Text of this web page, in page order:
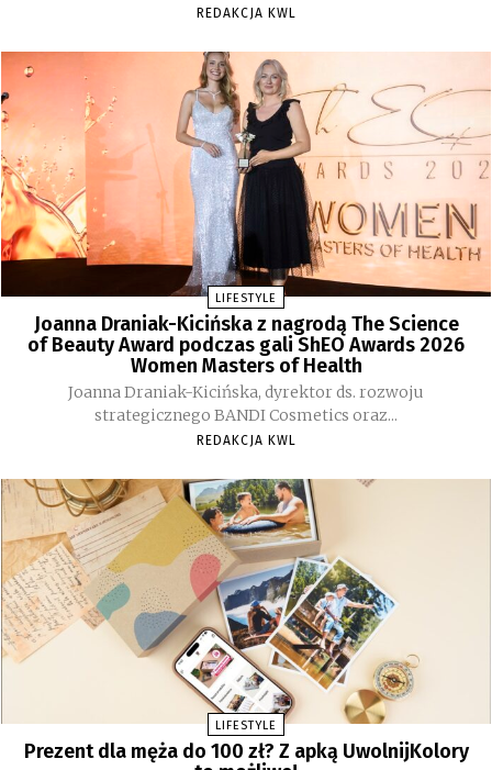
REDAKCJA KWL
LIFESTYLE
Joanna Draniak-Kicińska z nagrodą The Science
of Beauty Award podczas gali ShEO Awards 2026
Women Masters of Health
Joanna Draniak-Kicińska, dyrektor ds. rozwoju
strategicznego BANDI Cosmetics oraz...
REDAKCJA KWL
LIFESTYLE
Prezent dla męża do 100 zł? Z apką UwolnijKolory